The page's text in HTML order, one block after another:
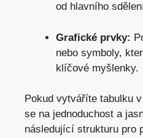
od hlavního⁤
Grafické prvky:
nebo​ symboly,
klíčové myšlenky.
Pokud vytváříte tabulku
se ‌na jednoduchost a
⁤následující strukturu ‍pro